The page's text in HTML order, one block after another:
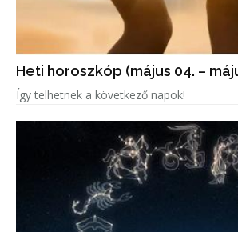
Heti horoszkóp (május 04. –
Így telhetnek a következő napok!